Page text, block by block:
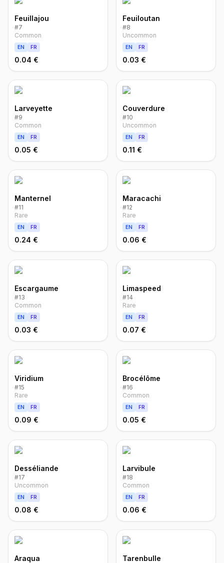
Feuillajou
#7
Common
EN FR
0.04 €
Feuiloutan
#8
Uncommon
EN FR
0.03 €
Larveyette
#9
Common
EN FR
0.05 €
Couverdure
#10
Uncommon
EN FR
0.11 €
Manternel
#11
Rare
EN FR
0.24 €
Maracachi
#12
Rare
EN FR
0.06 €
Escargaume
#13
Common
EN FR
0.03 €
Limaspeed
#14
Rare
EN FR
0.07 €
Viridium
#15
Rare
EN FR
0.09 €
Brocélôme
#16
Common
EN FR
0.05 €
Desséliande
#17
Uncommon
EN FR
0.08 €
Larvibule
#18
Common
EN FR
0.06 €
Araqua Tarenbulle